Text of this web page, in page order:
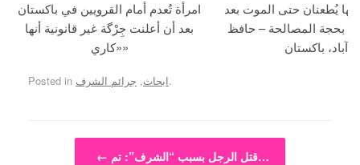
امرأة تُعدم أمام القرويين في باكستان
بعد أن أعلنت جِرْگة غير قانونية أنها
«كاري»
يُطعنان حتى الموت بعد
بحجة المصالحة – حافظ
آباد، باكستان
Posted in ابحاث, جرائم الشرف .
Post navigation
← قتل الرجل بسبب “الشرف”: تم…